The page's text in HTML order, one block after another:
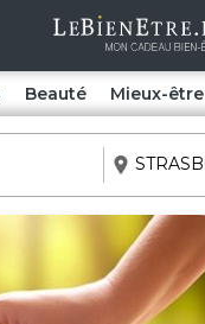
Beauté Mieux-être